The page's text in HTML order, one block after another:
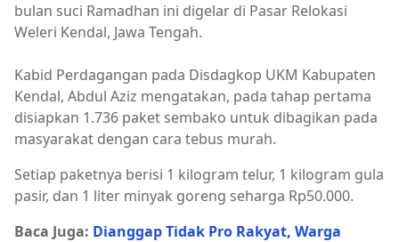
bulan suci Ramadhan ini digelar di Pasar Relokasi
Weleri Kendal, Jawa Tengah.
Kabid Perdagangan pada Disdagkop UKM Kabupaten
Kendal, Abdul Aziz mengatakan, pada tahap pertama
disiapkan 1.736 paket sembako untuk dibagikan pada
masyarakat dengan cara tebus murah.
Setiap paketnya berisi 1 kilogram telur, 1 kilogram gula
pasir, dan 1 liter minyak goreng seharga Rp50.000.
Baca Juga: Dianggap Tidak Pro Rakyat, Warga